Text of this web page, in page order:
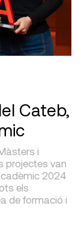
Cateb,
i
projectes van
2024
els
de formació i